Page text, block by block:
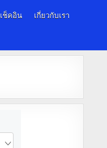
ช็คอิน
เกี่ยวกับเรา